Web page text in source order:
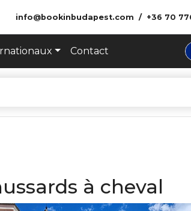
info@bookinbudapest.com +36 70
Contact
à cheval